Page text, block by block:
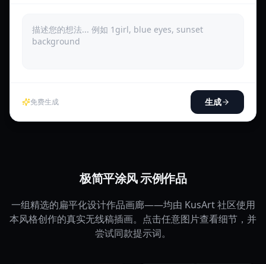
免费生成 生成
极简平涂风 示例作品
一组精选的扁平化设计作品画廊——均由 KusArt 社区使用
本风格创作的真实无线稿插画。点击任意图片查看细节，并
尝试同款提示词。